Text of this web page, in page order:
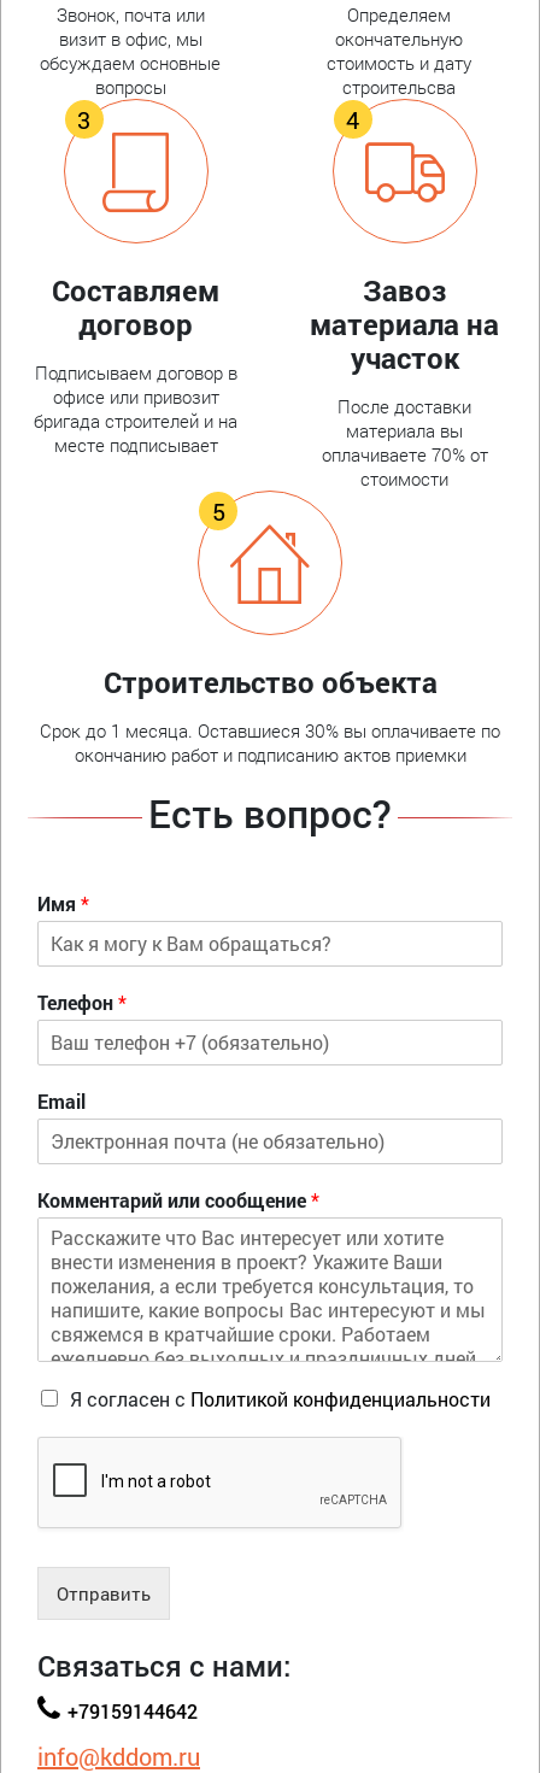
Звонок, почта или
визит в офис, мы
обсуждаем основные
вопросы
Определяем
окончательную
стоимость и дату
строительсва
Составляем
договор
Подписываем договор в
офисе или привозит
бригада строителей и на
месте подписывает
Завоз
материала на
участок
После доставки
материала вы
оплачиваете 70% от
стоимости
Строительство объекта
Срок до 1 месяца. Оставшиеся 30% вы оплачиваете по
окончанию работ и подписанию актов приемки
Есть вопрос?
Имя *
Телефон*
Email
Комментарий или сообщение*
Я согласен с Политикой конфиденциальности
Отправить
Связаться с нами:
+79159144642
info@kddom.ru